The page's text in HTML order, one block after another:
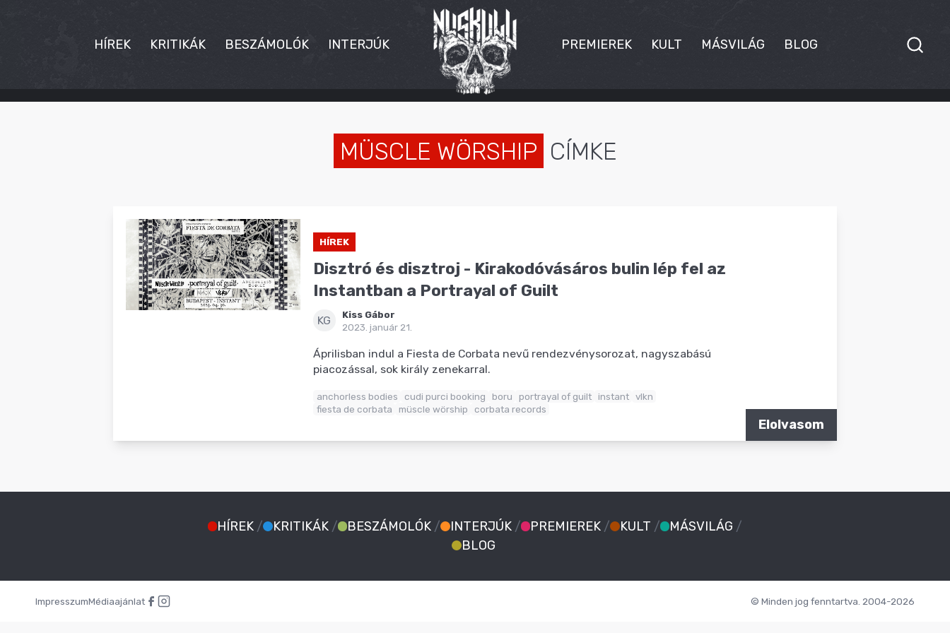
HÍREK KRITIKÁK BESZÁMOLÓK INTERJÚK PREMIEREK KULT MÁSVILÁG BLOG
HÍREK
MÜSCLE WÖRSHIP CÍMKE
HÍREK
Disztró és disztroj - Kirakodóvásáros bulin lép fel az
Instantban a Portrayal of Guilt
KG
Kiss Gábor
2023. január 21.
Áprilisban indul a Fiesta de Corbata nevű rendezvénysorozat, nagyszabású
piacozással, sok király zenekarral.
anchorless bodies cudi purci booking boru portrayal of guilt instant vlkn
fiesta de corbata
müscle wörship corbata records
Elolvasom
HÍREK / KRITIKÁK / BESZÁMOLÓK / INTERJÚK / PREMIEREK / KULT / MÁSVILÁG /
BLOG
ImpresszumMédiaajánlat © Minden jog fenntartva. 2004-2026